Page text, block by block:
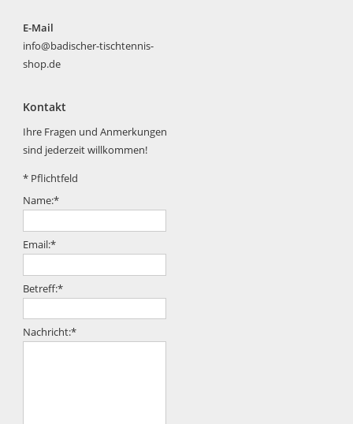
E-Mail
info@badischer-tischtennis-
shop.de
Kontakt
Ihre Fragen und Anmerkungen
sind jederzeit willkommen!
* Pflichtfeld
Name:*
Email:*
Betreff:*
Nachricht:*